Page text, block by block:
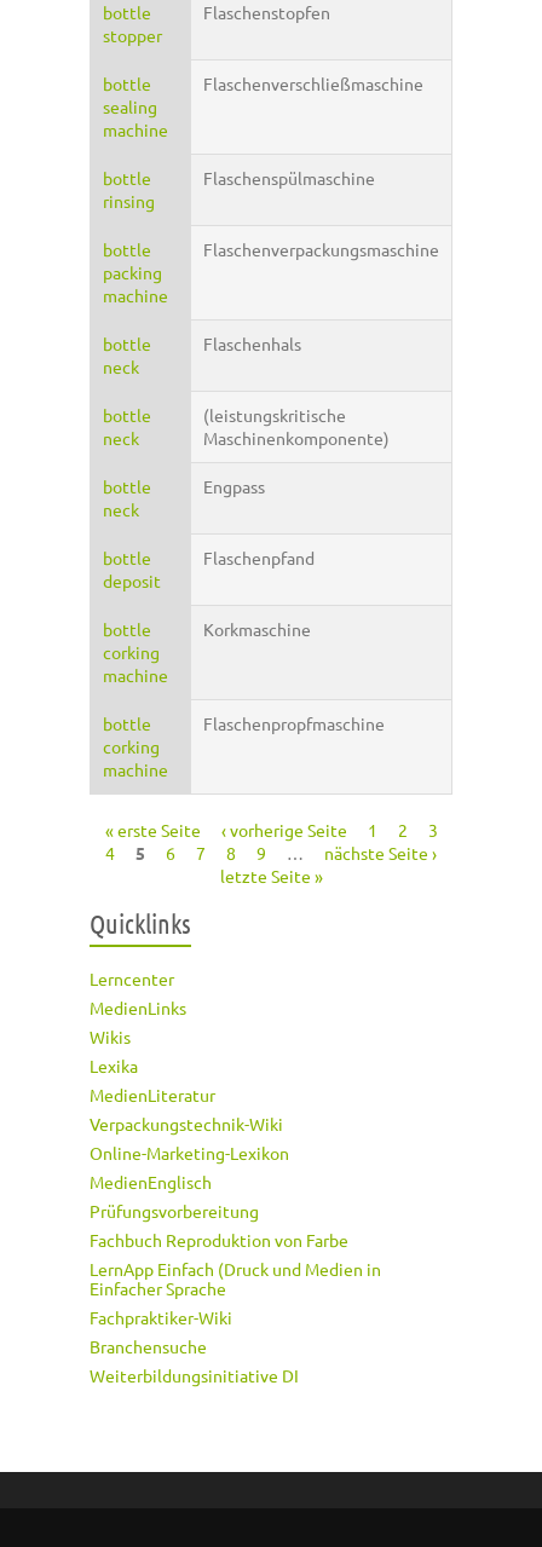
bottle
stopper
Flaschenstopfen
bottle
sealing
machine
Flaschenverschließmaschine
bottle
rinsing
Flaschenspülmaschine
bottle
packing
machine
Flaschenverpackungsmaschine
bottle
neck
Flaschenhals
bottle
neck
(leistungskritische
Maschinenkomponente)
bottle
neck
Engpass
bottle
deposit
Flaschenpfand
bottle
corking
machine
Korkmaschine
bottle
corking
machine
Flaschenpropfmaschine
Seiten
« erste Seite ‹ vorherige Seite 1 2
3
4
5 6 7 8 9 …
nächste Seite ›
letzte Seite »
Quicklinks
Lerncenter
MedienLinks
Wikis
Lexika
MedienLiteratur
Verpackungstechnik-Wiki
Online-Marketing-Lexikon
MedienEnglisch
Prüfungsvorbereitung
Fachbuch Reproduktion von Farbe
LernApp Einfach (Druck und Medien in
Einfacher Sprache
Fachpraktiker-Wiki
Branchensuche
Weiterbildungsinitiative DI